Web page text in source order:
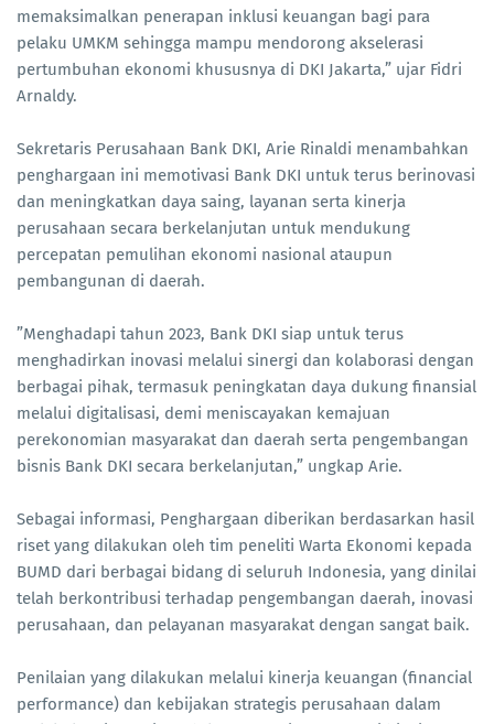
memaksimalkan penerapan inklusi keuangan bagi para
pelaku UMKM sehingga mampu mendorong akselerasi
pertumbuhan ekonomi khususnya di DKI Jakarta,” ujar Fidri
Arnaldy.
Sekretaris Perusahaan Bank DKI, Arie Rinaldi menambahkan
penghargaan ini memotivasi Bank DKI untuk terus berinovasi
dan meningkatkan daya saing, layanan serta kinerja
perusahaan secara berkelanjutan untuk mendukung
percepatan pemulihan ekonomi nasional ataupun
pembangunan di daerah.
”Menghadapi tahun 2023, Bank DKI siap untuk terus
menghadirkan inovasi melalui sinergi dan kolaborasi dengan
berbagai pihak, termasuk peningkatan daya dukung finansial
melalui digitalisasi, demi meniscayakan kemajuan
perekonomian masyarakat dan daerah serta pengembangan
bisnis Bank DKI secara berkelanjutan,” ungkap Arie.
Sebagai informasi, Penghargaan diberikan berdasarkan hasil
riset yang dilakukan oleh tim peneliti Warta Ekonomi kepada
BUMD dari berbagai bidang di seluruh Indonesia, yang dinilai
telah berkontribusi terhadap pengembangan daerah, inovasi
perusahaan, dan pelayanan masyarakat dengan sangat baik.
Penilaian yang dilakukan melalui kinerja keuangan (financial
performance) dan kebijakan strategis perusahaan dalam